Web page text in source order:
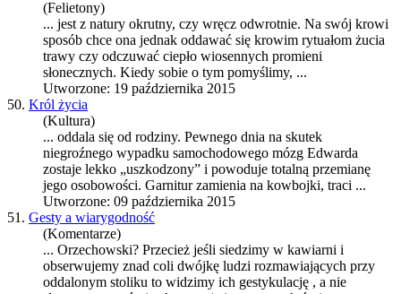
(Felietony)
... jest z natury okrutny, czy wręcz odwrotnie. Na swój krowi
sposób chce ona jednak oddawać się krowim rytuałom żucia
trawy czy odczuwać ciepło wiosennych promieni
słonecznych. Kiedy sobie o tym pomyślimy, ...
Utworzone: 19 października 2015
50. Król życia
(Kultura)
... oddala się od rodziny. Pewnego dnia na skutek
niegroźnego wypadku samochodowego mózg Edwarda
zostaje lekko „uszkodzony” i powoduje totalną przemianę
jego osobowości. Garnitur zamienia na kowbojki, traci ...
Utworzone: 09 października 2015
51. Gesty a wiarygodność
(Komentarze)
... Orzechowski? Przecież jeśli siedzimy w kawiarni i
obserwujemy znad coli dwójkę ludzi rozmawiających przy
oddalonym stoliku to widzimy ich gestykulację , a nie